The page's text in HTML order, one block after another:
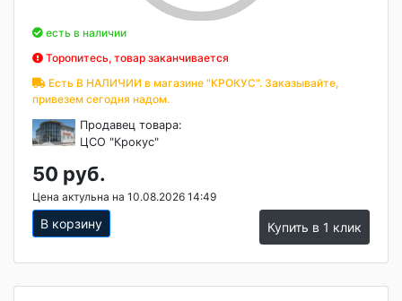
есть в наличии
Торопитесь, товар заканчивается
Есть В НАЛИЧИИ в магазине "КРОКУС". Заказывайте,
привезем сегодня надом.
Продавец товара:
ЦСО "Крокус"
50 руб.
Цена актульна на 10.08.2026 14:49
В корзину Купить в 1 клик